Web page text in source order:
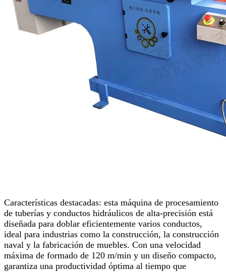
Características destacadas: esta máquina de procesamiento
de tuberías y conductos hidráulicos de alta-precisión está
diseñada para doblar eficientemente varios conductos,
ideal para industrias como la construcción, la construcción
naval y la fabricación de muebles. Con una velocidad
máxima de formado de 120 m/min y un diseño compacto,
garantiza una productividad óptima al tiempo que